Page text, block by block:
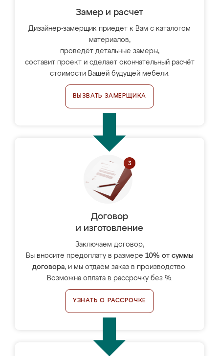
Замер и расчет
Дизайнер-замерщик приедет к Вам с каталогом
материалов,
проведёт детальные замеры,
составит проект и сделает окончательный расчёт
стоимости Вашей будущей мебели.
ВЫЗВАТЬ ЗАМЕРЩИКА
Договор
и изготовление
Заключаем договор,
Вы вносите предоплату в размере 10% от суммы
договора, и мы отдаём заказ в производство.
Возможна оплата в рассрочку без %.
УЗНАТЬ О РАССРОЧКЕ